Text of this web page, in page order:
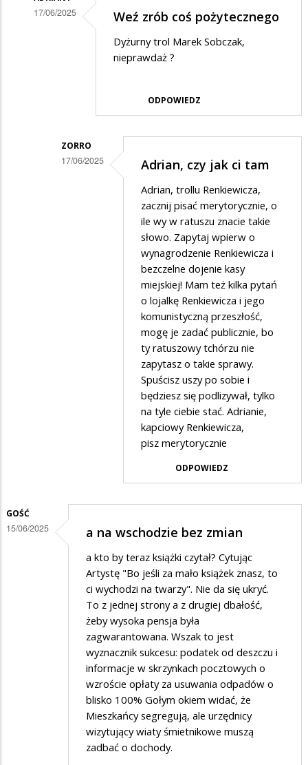
17/06/2025
odpowiedzi
Może
Weź zrób coś pożytecznego
Dyżurny trol Marek Sobczak,
nieprawdaż ?
ODPOWIEDZ
ZORRO
17/06/2025 Adrian, czy jak ci tam
Adrian, trollu Renkiewicza,
zacznij pisać merytorycznie, o
ile wy w ratuszu znacie takie
słowo. Zapytaj wpierw o
wynagrodzenie Renkiewicza i
bezczelne dojenie kasy
miejskiej! Mam też kilka pytań
o lojalkę Renkiewicza i jego
komunistyczną przeszłość,
mogę je zadać publicznie, bo
ty ratuszowy tchórzu nie
zapytasz o takie sprawy.
Spuścisz uszy po sobie i
będziesz się podlizywał, tylko
na tyle ciebie stać. Adrianie,
kapciowy Renkiewicza,
pisz merytorycznie
ODPOWIEDZ
GOŚĆ
15/06/2025 a na wschodzie bez zmian
a kto by teraz książki czytał? Cytując
Artystę "Bo jeśli za mało książek znasz, to
ci wychodzi na twarzy". Nie da się ukryć.
To z jednej strony a z drugiej dbałość,
żeby wysoka pensja była
zagwarantowana. Wszak to jest
wyznacznik sukcesu: podatek od deszczu i
informacje w skrzynkach pocztowych o
wzroście opłaty za usuwania odpadów o
blisko 100% Gołym okiem widać, że
Mieszkańcy segregują, ale urzędnicy
wizytujący wiaty śmietnikowe muszą
zadbać o dochody.